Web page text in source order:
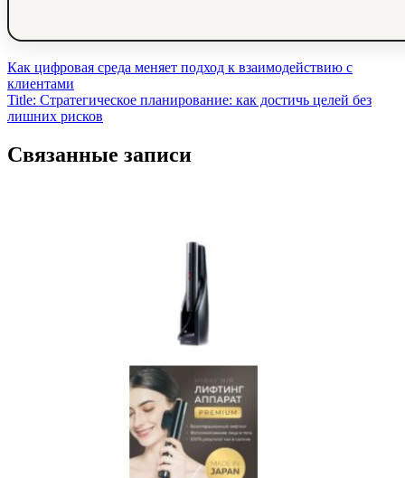
Навигация
по
записям
Как цифровая среда меняет подход к взаимодействию с
клиентами
Title: Стратегическое планирование: как достичь целей без
лишних рисков
Связанные записи